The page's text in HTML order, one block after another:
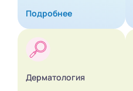
Подробнее
Дерматология